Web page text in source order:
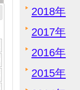
2018年
2017年
2016年
2015年